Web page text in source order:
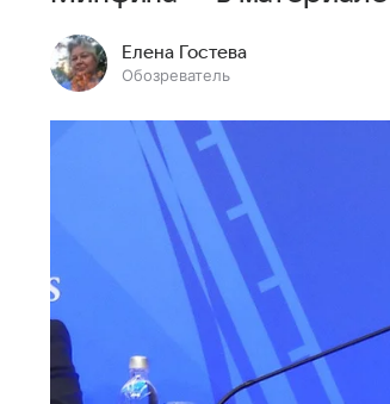
Елена Гостева
Обозреватель